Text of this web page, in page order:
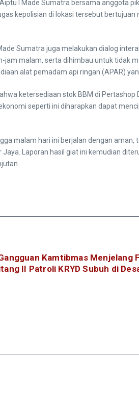
I Made Sumatra bersama anggota
kepolisian di lokasi tersebut
Sumatra juga melakukan dialog
jam malam, serta dihimbau untuk tidak
alat pemadam api ringan (APAR)
ketersediaan stok BBM di
seperti ini diharapkan dapat
malam hari ini berjalan dengan
Laporan hasil giat ini kemudian
Kamtibmas Menjelang
II Patroli KRYD Subuh di